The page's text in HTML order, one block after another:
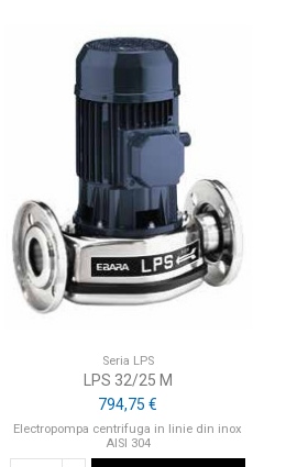
Seria LPS
LPS 32/25 M
794,75 €
Electropompa centrifuga in linie din inox
AISI 304